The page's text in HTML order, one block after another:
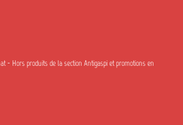
- Hors produits de la section Antigaspi et promotions en